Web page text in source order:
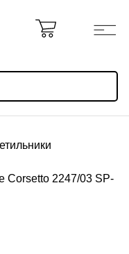
Corsetto 2247/03 SP-